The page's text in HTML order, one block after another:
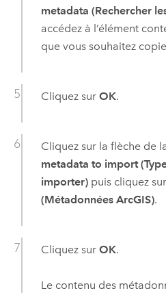
metadata (Rechercher
accédez à l’élément
que vous souhaitez
Cliquez sur OK.
Cliquez sur la flèche de
metadata to import
importer)puis cliquez sur
(Métadonnées ArcGIS).
Cliquez sur OK.
Le contenu des